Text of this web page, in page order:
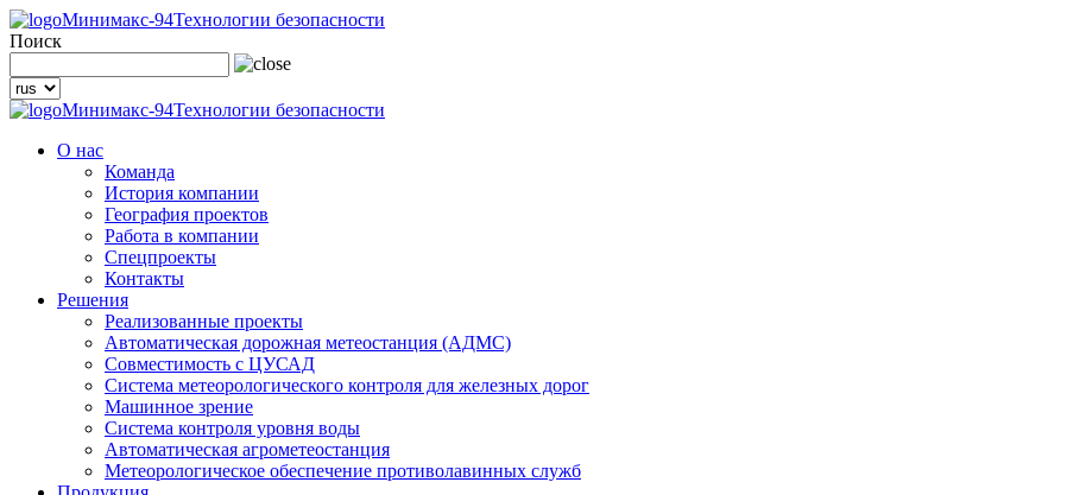
Минимакс-94Технологии безопасности
Поиск
Минимакс-94Технологии безопасности
О нас
Команда
История компании
География проектов
Работа в компании
Спецпроекты
Контакты
Решения
Реализованные проекты
Автоматическая дорожная метеостанция (АДМС)
Совместимость с ЦУСАД
Система метеорологического контроля для железных дорог
Машинное зрение
Система контроля уровня воды
Автоматическая агрометеостанция
Метеорологическое обеспечение противолавинных служб